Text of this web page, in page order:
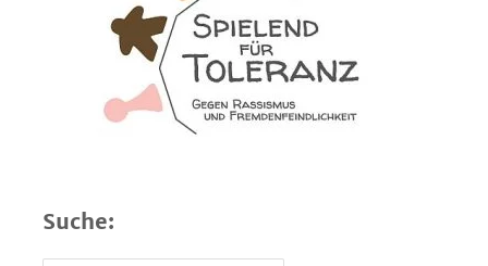
Suche: